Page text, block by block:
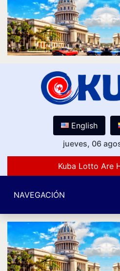
English
jueves, 06
Kuba Lotto Are
NAVEGACIÓN